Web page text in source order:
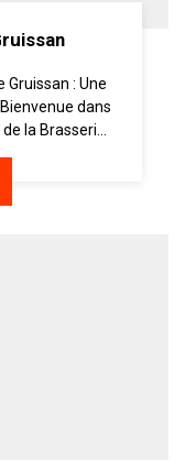
: Une
dans
la Brasseri...